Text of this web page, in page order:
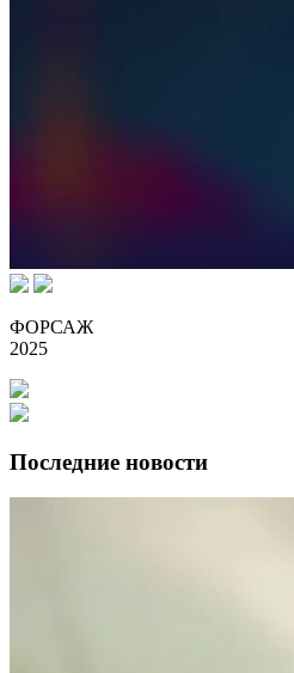
ФОРСАЖ
2025
Последние новости